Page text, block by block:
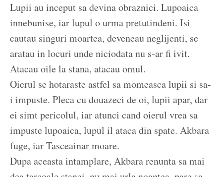
Lupii au inceput sa devina obraznici. Lupoaica
innebunise, iar lupul o urma pretutindeni. Isi
cautau singuri moartea, deveneau neglijenti, se
aratau in locuri unde niciodata nu s-ar fi ivit.
Atacau oile la stana, atacau omul.
Oierul se hotaraste astfel sa momeasca lupii si sa-
i impuste. Pleca cu douazeci de oi, lupii apar, dar
ei simt pericolul, iar atunci cand oierul vrea sa
impuste lupoaica, lupul il ataca din spate. Akbara
fuge, iar Tasceainar moare.
Dupa aceasta intamplare, Akbara renunta sa mai